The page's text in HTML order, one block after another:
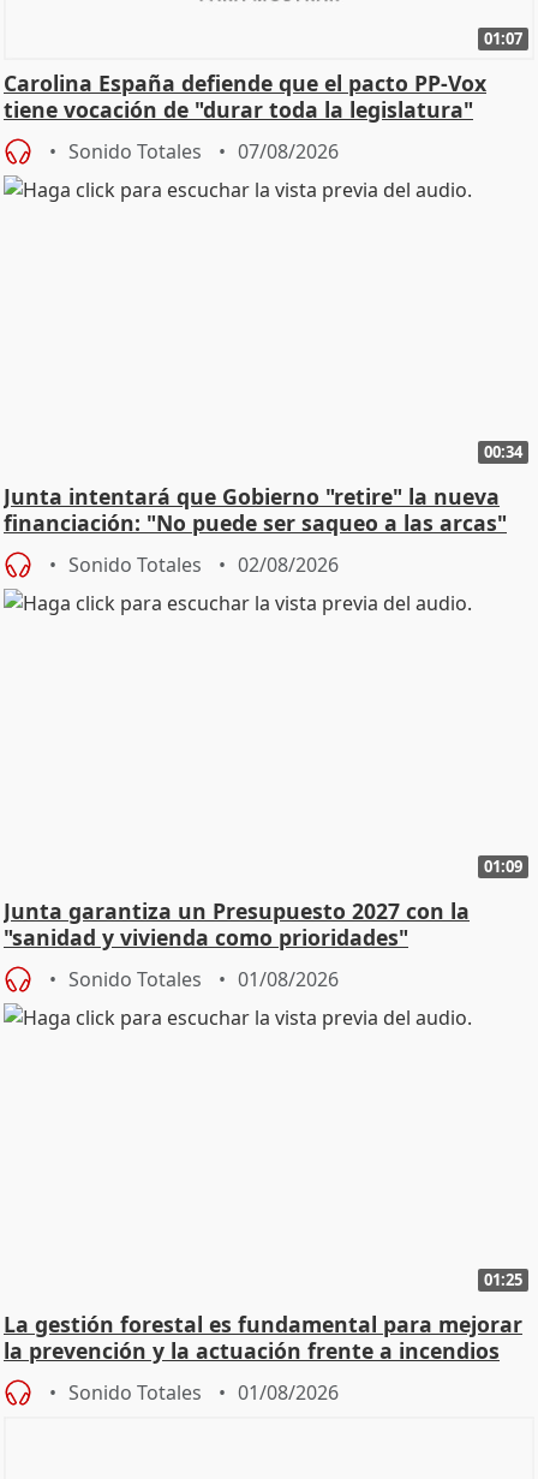
01:07
Carolina España defiende que el pacto PP-Vox
tiene vocación de "durar toda la legislatura"
Sonido Totales 07/08/2026
00:34
Junta intentará que Gobierno "retire" la nueva
financiación: "No puede ser saqueo a las arcas"
Sonido Totales 02/08/2026
01:09
Junta garantiza un Presupuesto 2027 con la
"sanidad y vivienda como prioridades"
Sonido Totales 01/08/2026
01:25
La gestión forestal es fundamental para mejorar
la prevención y la actuación frente a incendios
Sonido Totales 01/08/2026